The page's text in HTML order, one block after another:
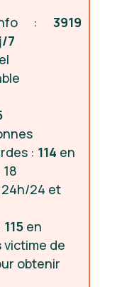
info :3919
7
: 114 en
24h/24 et
115 en
de
obtenir